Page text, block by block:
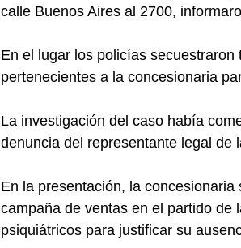
calle Buenos Aires al 2700,
En el lugar los policías
pertenecientes a la concesionaria
La investigación del caso había
denuncia del representante legal de
En la presentación, la
campaña de ventas en el partido de
psiquiátricos para justificar su